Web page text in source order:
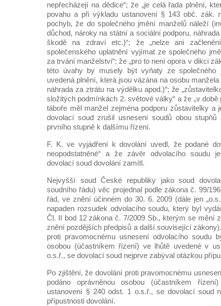
nepřecházejí na dědice“; že „je celá řada plnění,
povahu a při výkladu ustanovení § 143 obč. zák.
pochyb, že do společného jmění manželů náleží
důchod, nároky na státní a sociální podporu,
škodě na zdraví etc.)“; že „nelze ani
společenského uplatnění vyjímat ze společného
za trvání manželství“; že „pro to není opora v dikci
této úvahy by musely být vyňaty ze společného
uvedená plnění, která jsou vázána na osobu
náhrada za ztrátu na výdělku apod.)“; že
složitých podmínkách 2. světové války“ a že „v
táboře měl manžel zejména podporu zůstavitelky a
dovolací soud zrušil usnesení soudů obou
prvního stupně k dalšímu řízení.
F. K. ve vyjádření k dovolání uvedl, že podané
neopodstatněné“ a že závěr odvolacího soudu
dovolací soud dovolání zamítl.
Nejvyšší soud České republiky jako soud
soudního řádu) věc projednal podle zákona č. 99/
řád, ve znění účinném do 30. 6. 2009 (dále jen
napaden rozsudek odvolacího soudu, který byl
Čl. II bod 12 zákona č. 7/2009 Sb., kterým se mění
znění pozdějších předpisů a další související
proti pravomocnému usnesení odvolacího soudu
osobou (účastníkem řízení) ve lhůtě uvedené v
o.s.ř., se dovolací soud nejprve zabýval otázkou
Po zjištění, že dovolání proti pravomocnému
podáno oprávněnou osobou (účastníkem
ustanovení § 240 odst. 1 o.s.ř., se dovolací soud
přípustnosti dovolání.